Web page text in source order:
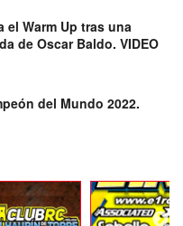
el Warm Up tras una
de Oscar Baldo. VIDEO
del Mundo 2022.